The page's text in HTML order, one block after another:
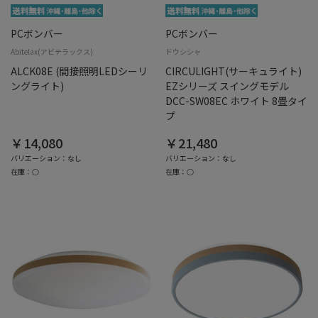
PCボンバー
Abitelax(アビテラックス)
ALCK08E (間接照明LEDシーリ
ングライト)
￥14,080
バリエーション：なし
在庫：○
PCボンバー
ドウシシャ
CIRCULIGHT(サーキュライト)
EZシリーズ スイングモデル
DCC-SW08EC ホワイト 8畳タイ
プ
￥21,480
バリエーション：なし
在庫：○